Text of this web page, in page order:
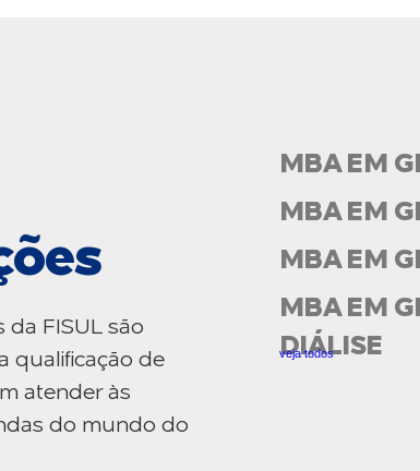
da FISUL são
qualificação de
atender às
do mundo do
MBA EM
MBA EM
MBA EM
MBA EM
DIÁLISE
veja todos